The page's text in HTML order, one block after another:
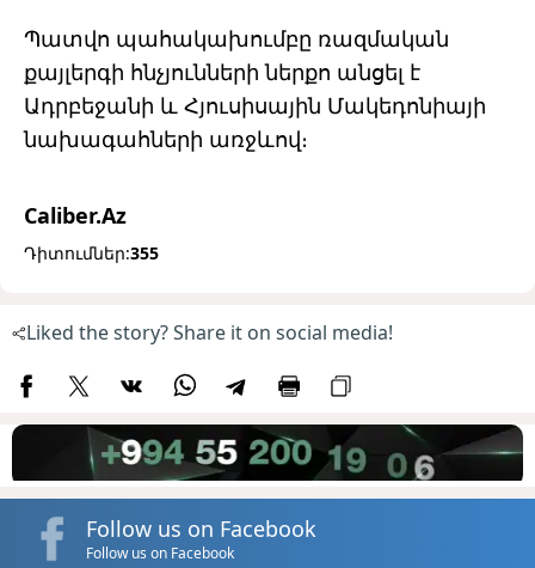
Պատվո պահակախումբը ռազմական
քայլերգի հնչյունների ներքո անցել է
Ադրբեջանի և Հյուսիսային Մակեդոնիայի
նախագահների առջևով։
Caliber.Az
Դիտումներ:355
Liked the story? Share it on social media!
Follow us on Facebook
Follow us on Facebook